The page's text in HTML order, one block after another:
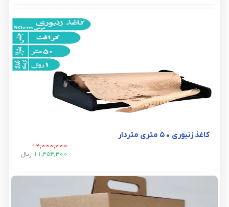
کاغذ زنبوری 50 متری متردار
12,000,000
11,454,400 ريال